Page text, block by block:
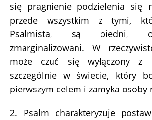
się pragnienie podzielenia się
przede wszystkim z tymi,
Psalmista, są biedni,
zmarginalizowani. W
może czuć się wyłączony z
szczególnie w świecie, który
pierwszym celem i zamyka osoby
2. Psalm charakteryzuje